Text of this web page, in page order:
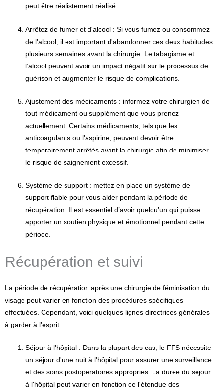
peut être réalistement réalisé.
Arrêtez de fumer et d'alcool : Si vous fumez ou consommez
de l'alcool, il est important d'abandonner ces deux habitudes
plusieurs semaines avant la chirurgie. Le tabagisme et
l’alcool peuvent avoir un impact négatif sur le processus de
guérison et augmenter le risque de complications.
Ajustement des médicaments : informez votre chirurgien de
tout médicament ou supplément que vous prenez
actuellement. Certains médicaments, tels que les
anticoagulants ou l'aspirine, peuvent devoir être
temporairement arrêtés avant la chirurgie afin de minimiser
le risque de saignement excessif.
Système de support : mettez en place un système de
support fiable pour vous aider pendant la période de
récupération. Il est essentiel d’avoir quelqu’un qui puisse
apporter un soutien physique et émotionnel pendant cette
période.
Récupération et suivi
La période de récupération après une chirurgie de féminisation du
visage peut varier en fonction des procédures spécifiques
effectuées. Cependant, voici quelques lignes directrices générales
à garder à l’esprit :
Séjour à l'hôpital : Dans la plupart des cas, le FFS nécessite
un séjour d'une nuit à l'hôpital pour assurer une surveillance
et des soins postopératoires appropriés. La durée du séjour
à l'hôpital peut varier en fonction de l'étendue des